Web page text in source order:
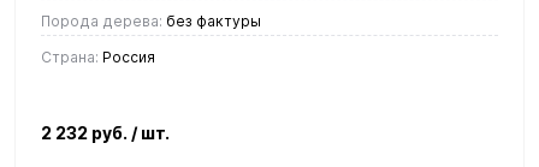
Порода дерева: без фактуры
Страна: Россия
2 232 руб. / шт.